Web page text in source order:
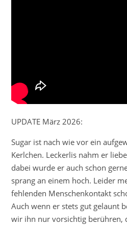
UPDATE März 2026:
Sugar ist nach wie vor ein
Kerlchen. Leckerlis nahm er
dabei wurde er auch schon
sprang an einem hoch. Leider
fehlenden Menschenkontakt
Auch wenn er stets gut gelaunt
wir ihn nur vorsichtig berühren,